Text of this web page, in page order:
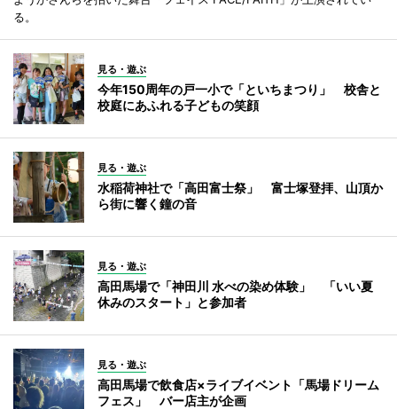
る。
見る・遊ぶ
今年150周年の戸一小で「といちまつり」 校舎と
校庭にあふれる子どもの笑顔
見る・遊ぶ
水稲荷神社で「高田富士祭」 富士塚登拝、山頂か
ら街に響く鐘の音
見る・遊ぶ
高田馬場で「神田川 水べの染め体験」 「いい夏
休みのスタート」と参加者
見る・遊ぶ
高田馬場で飲食店×ライブイベント「馬場ドリーム
フェス」 バー店主が企画